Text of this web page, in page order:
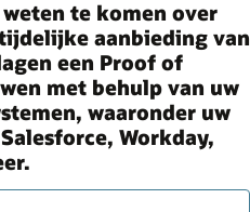
te komen over
aanbieding van
een Proof of
met behulp van uw
waaronder uw
Workday,